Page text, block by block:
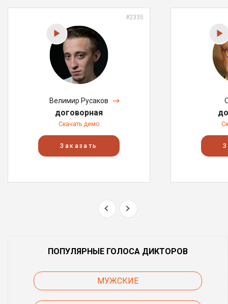
#2335
Велимир Русаков
договорная
Скачать демо
Заказать
ПОПУЛЯРНЫЕ ГОЛОСА ДИКТОРОВ
МУЖСКИЕ